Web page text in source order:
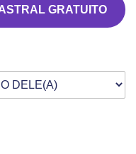
GRATUITO